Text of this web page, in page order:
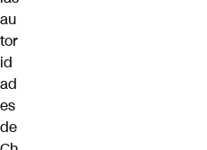
au
tor
id
ad
es
de